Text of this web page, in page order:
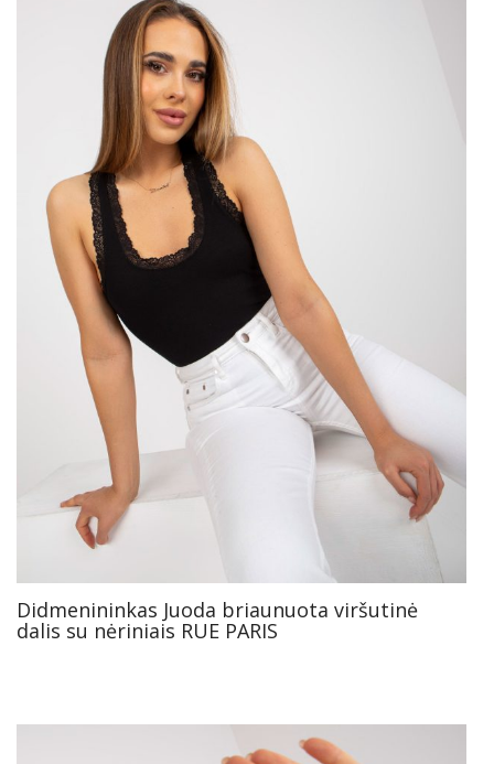
Didmenininkas Juoda briaunuota viršutinė
dalis su nėriniais RUE PARIS